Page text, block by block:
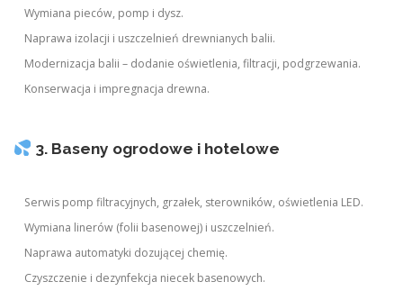
Wymiana pieców, pomp i dysz.
Naprawa izolacji i uszczelnień drewnianych balii.
Modernizacja balii – dodanie oświetlenia, filtracji, podgrzewania.
Konserwacja i impregnacja drewna.
3. Baseny ogrodowe i hotelowe
Serwis pomp filtracyjnych, grzałek, sterowników, oświetlenia LED.
Wymiana linerów (folii basenowej) i uszczelnień.
Naprawa automatyki dozującej chemię.
Czyszczenie i dezynfekcja niecek basenowych.